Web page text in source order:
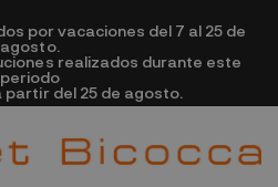
por vacaciones del 7 al 25 de
agosto.
realizados durante este
periodo
partir del 25 de agosto.